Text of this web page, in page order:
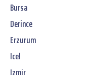
Bursa
Derince
Erzurum
Icel